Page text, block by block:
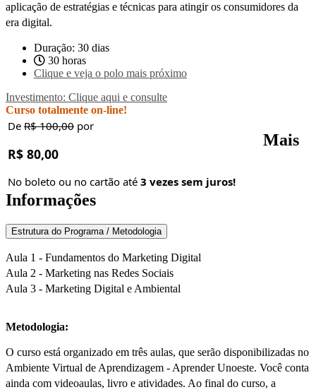
aplicação de estratégias e técnicas para atingir os consumidores da
era digital.
Duração: 30 dias
30 horas
Clique e veja o polo mais próximo
Investimento: Clique aqui e consulte
Curso totalmente on-line!
De R$ 100,00 por
R$ 80,00
No boleto ou no cartão até 3 vezes sem juros!
Mais
Informações
Estrutura do Programa / Metodologia
Aula 1 - Fundamentos do Marketing Digital
Aula 2 - Marketing nas Redes Sociais
Aula 3 - Marketing Digital e Ambiental
Metodologia:
O curso está organizado em três aulas, que serão disponibilizadas no
Ambiente Virtual de Aprendizagem - Aprender Unoeste. Você conta
ainda com videoaulas, livro e atividades. Ao final do curso, a